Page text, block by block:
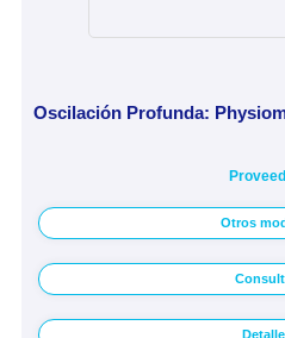
Oscilación Profunda:
Otros